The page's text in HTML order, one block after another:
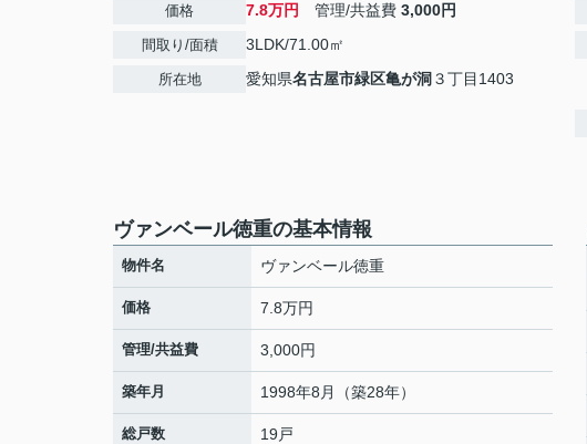
価格 7.8万円 管理/共益費 3,000円
間取り/面積 3LDK/71.00㎡
所在地 愛知県名古屋市緑区亀が洞 ３丁目1403
ヴァンベール徳重の基本情報
物件名 ヴァンベール徳重
価格 7.8万円
管理/共益費 3,000円
築年月 1998年8月（築28年）
総戸数 19戸